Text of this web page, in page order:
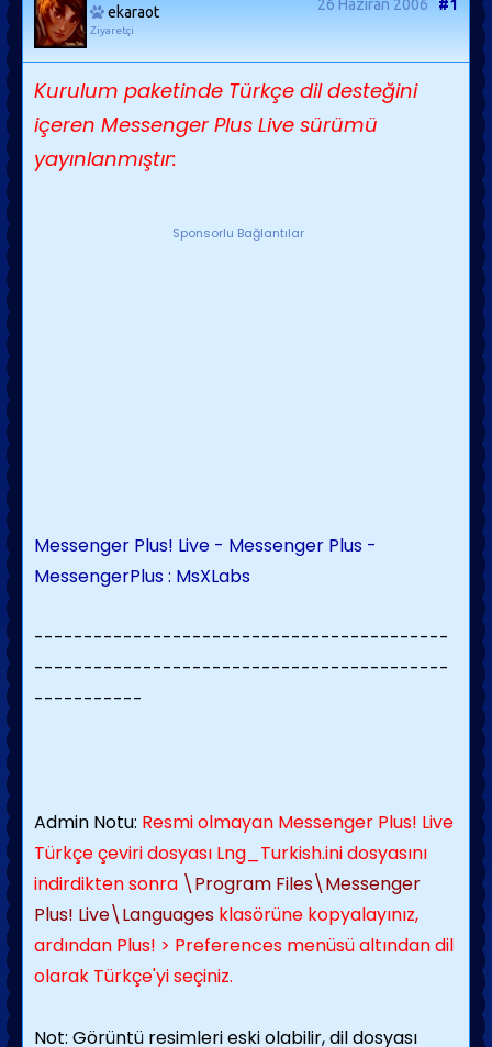
ekaraot
Ziyaretçi
26 Haziran 2006 #1
Kurulum paketinde Türkçe dil desteğini
içeren Messenger Plus Live sürümü
yayınlanmıştır:
Sponsorlu Bağlantılar
Messenger Plus! Live - Messenger Plus -
MessengerPlus : MsXLabs
------------------------------------------
------------------------------------------
-----------
Admin Notu: Resmi olmayan Messenger Plus! Live
Türkçe çeviri dosyası Lng_Turkish.ini dosyasını
indirdikten sonra \Program Files\Messenger
Plus! Live\Languages klasörüne kopyalayınız,
ardından Plus! > Preferences menüsü altından dil
olarak Türkçe'yi seçiniz.
Not: Görüntü resimleri eski olabilir, dil dosyası